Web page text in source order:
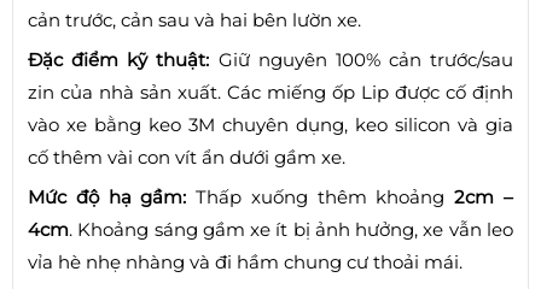
cản trước, cản sau và hai bên lườn xe.
Đặc điểm kỹ thuật: Giữ nguyên 100% cản trước/sau
zin của nhà sản xuất. Các miếng ốp Lip được cố định
vào xe bằng keo 3M chuyên dụng, keo silicon và gia
cố thêm vài con vít ẩn dưới gầm xe.
Mức độ hạ gầm: Thấp xuống thêm khoảng2cm –
4cm. Khoảng sáng gầm xe ít bị ảnh hưởng, xe vẫn leo
vỉa hè nhẹ nhàng và đi hầm chung cư thoải mái.